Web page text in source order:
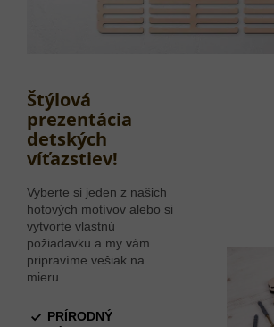
Štýlová
prezentácia
detských
víťazstiev!
Vyberte si jeden z našich
hotových motívov alebo si
vytvorte vlastnú
požiadavku a my vám
pripravíme vešiak na
mieru.
PRÍRODNÝ